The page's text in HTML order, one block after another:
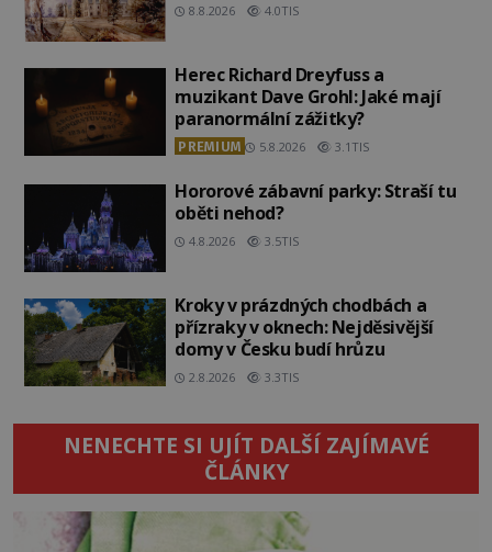
8.8.2026 4.0TIS
Herec Richard Dreyfuss a
muzikant Dave Grohl: Jaké mají
paranormální zážitky?
PREMIUM 5.8.2026 3.1TIS
Hororové zábavní parky: Straší tu
oběti nehod?
4.8.2026 3.5TIS
Kroky v prázdných chodbách a
přízraky v oknech: Nejděsivější
domy v Česku budí hrůzu
2.8.2026 3.3TIS
NENECHTE SI UJÍT DALŠÍ ZAJÍMAVÉ
ČLÁNKY